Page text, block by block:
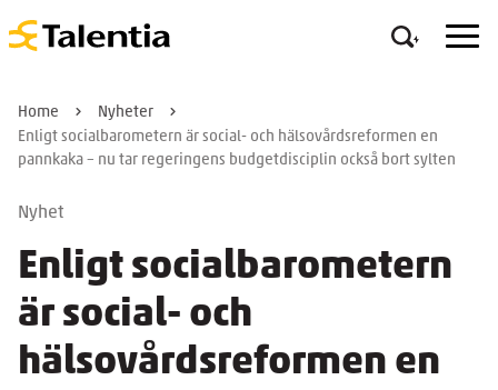
Home
Nyheter
Enligt socialbarometern är social- och hälsovårdsreformen en
pannkaka – nu tar regeringens budgetdisciplin också bort sylten
Nyhet
Enligt socialbarometern
är social- och
hälsovårdsreformen en